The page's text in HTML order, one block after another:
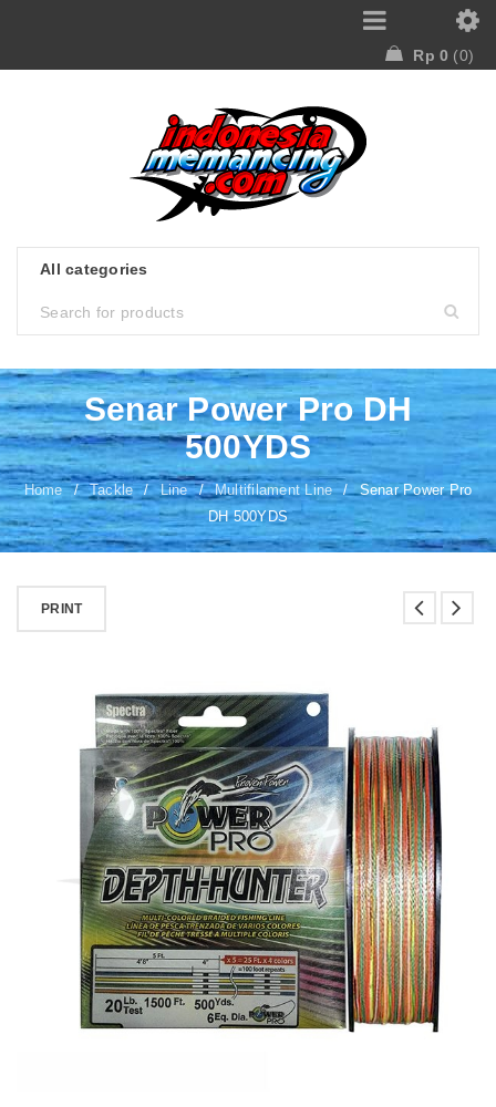
Rp 0 0
Senar Power Pro DH
500YDS
Home / Tackle / Line / Multifilament Line /
Senar Power Pro
DH 500YDS
PRINT